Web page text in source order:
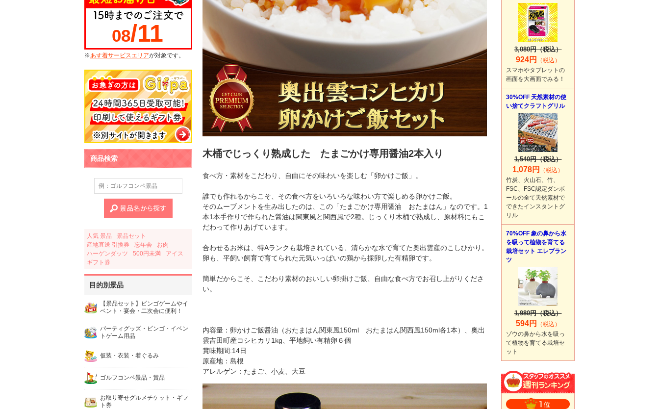
08/11
※あす着サービスエリアが対象です。
商品検索
人気 景品
景品セット
産地直送 引換券
忘年会
お肉
ハーゲンダッツ
500円未満
アイス
ギフト券
目的別景品
【景品セット】ビンゴゲームやイ
ベント・宴会・二次会に便利！
パーティグッズ・ビンゴ・イベン
トゲーム用品
仮装・衣装・着ぐるみ
ゴルフコンペ景品・賞品
お取り寄せグルメチケット・ギフ
ト券
木桶でじっくり熟成した たまごかけ専用醤油2本入り
食べ方・素材をこだわり、自由にその味わいを楽しむ「卵かけご飯」。
誰でも作れるからこそ、その食べ方をいろいろな味わい方で楽しめる卵かけご飯。
そのムーブメントを生み出したのは、この「たまごかけ専用醤油 おたまはん」なのです。1
本1本手作りで作られた醤油は関東風と関西風で2種。じっくり木桶で熟成し、原材料にもこ
だわって作りあげています。
合わせるお米は、特Aランクも栽培されている、清らかな水で育てた奥出雲産のこしひかり。
卵も、平飼い飼育で育てられた元気いっぱいの鶏から採卵した有精卵です。
簡単だからこそ、こだわり素材のおいしい卵掛けご飯、自由な食べ方でお召し上がりくださ
い。
内容量：卵かけご飯醤油（おたまはん関東風150ml おたまはん関西風150ml各1本）、奧出
雲吉田町産コシヒカリ1kg、平地飼い有精卵６個
賞味期間:14日
原産地：島根
アレルゲン：たまご、小麦、大豆
3,080円（税込）
924円
（税込）
スマホやタブレットの
画面を大画面でみる！
30%OFF 天然素材の使
い捨てクラフトグリル
1,540円（税込）
1,078円
（税込）
竹炭、火山石、竹、
FSC、FSC認定ダンボ
ールの全て天然素材で
できたインスタントグ
リル
70%OFF 象の鼻から水
を吸って植物を育てる
栽培セット エレプラン
ツ
1,980円（税込）
594円
（税込）
ゾウの鼻から水を吸っ
て植物を育てる栽培セ
ット